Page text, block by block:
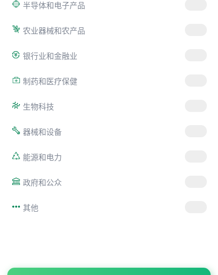
半导体和电子产品
农业器械和农产品
银行业和金融业
制药和医疗保健
生物科技
器械和设备
能源和电力
政府和公众
其他